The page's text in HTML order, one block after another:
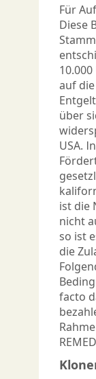
Für
Diese
auf
über
USA.
ist die
nicht
so ist
die
facto